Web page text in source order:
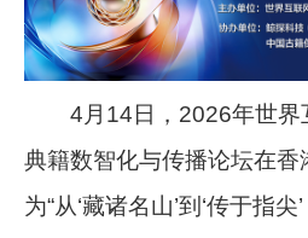
4月14日，2026年世界
典籍数智化与传播论坛在香
为“从‘藏诸名山’到‘传于指